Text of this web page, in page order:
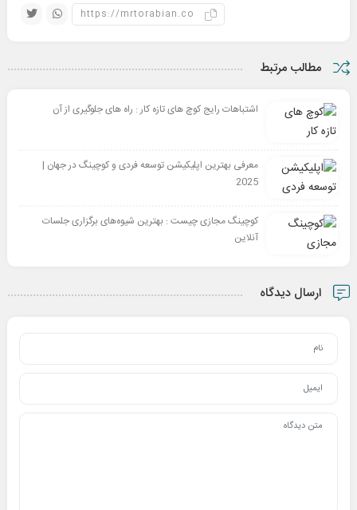
مطالب مرتبط
اشتباهات رایج کوچ های تازه کار : راه های جلوگیری از آن
معرفی بهترین اپلیکیشن توسعه فردی و کوچینگ در جهان |
2025
کوچینگ مجازی چیست : بهترین شیوه‌های برگزاری جلسات
آنلاین
ارسال دیدگاه